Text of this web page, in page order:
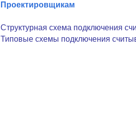
Проектировщикам
Структурная схема подключения
Типовые схемы подключения